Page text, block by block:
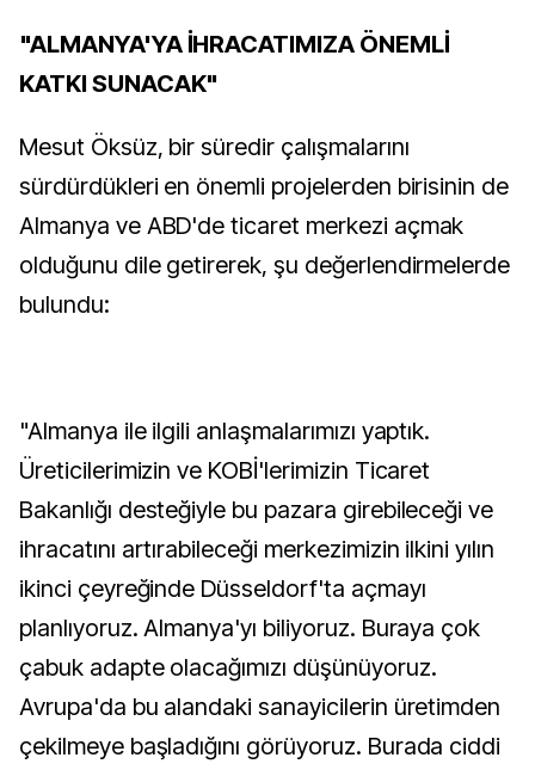
"ALMANYA'YA İHRACATIMIZA ÖNEMLİ
KATKI SUNACAK"
Mesut Öksüz, bir süredir çalışmalarını
sürdürdükleri en önemli projelerden birisinin de
Almanya ve ABD'de ticaret merkezi açmak
olduğunu dile getirerek, şu değerlendirmelerde
bulundu:
"Almanya ile ilgili anlaşmalarımızı yaptık.
Üreticilerimizin ve KOBİ'lerimizin Ticaret
Bakanlığı desteğiyle bu pazara girebileceği ve
ihracatını artırabileceği merkezimizin ilkini yılın
ikinci çeyreğinde Düsseldorf'ta açmayı
planlıyoruz. Almanya'yı biliyoruz. Buraya çok
çabuk adapte olacağımızı düşünüyoruz.
Avrupa'da bu alandaki sanayicilerin üretimden
çekilmeye başladığını görüyoruz. Burada ciddi